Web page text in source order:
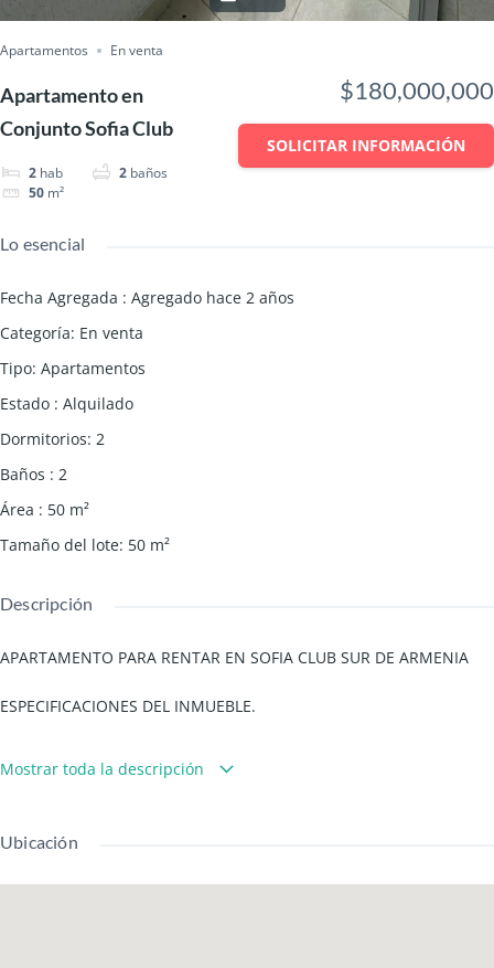
Apartamentos En venta
Apartamento en
Conjunto Sofia Club
2 hab 2 baños
50 m²
$180,000,000
SOLICITAR INFORMACIÓN
Lo esencial
Fecha Agregada : Agregado hace 2 años
Categoría: En venta
Tipo: Apartamentos
Estado : Alquilado
Dormitorios: 2
Baños : 2
Área : 50 m²
Tamaño del lote: 50 m²
Descripción
APARTAMENTO PARA RENTAR EN SOFIA CLUB SUR DE ARMENIA
ESPECIFICACIONES DEL INMUEBLE.
2 baño.
Mostrar toda la descripción
Ubicación